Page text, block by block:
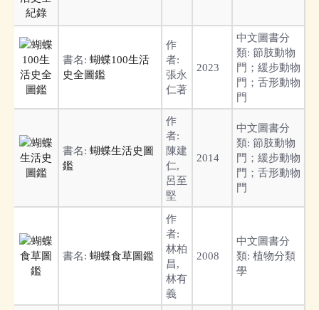
書名: 蝴蝶100生活
史全圖鑑
作
者:
張永
仁著
2023
中文圖書分
類: 節肢動物
門；緩步動物
門；舌形動物
門
書名: 蝴蝶生活史圖
鑑
作
者:
陳建
仁,
呂至
堅
2014
中文圖書分
類: 節肢動物
門；緩步動物
門；舌形動物
門
書名: 蝴蝶食草圖鑑
作
者:
林柏
昌,
林有
義
2008
中文圖書分
類: 植物分類
學